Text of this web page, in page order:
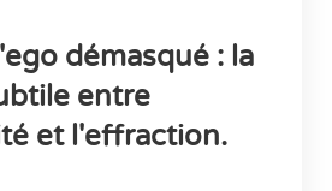
démasqué : la
entre
et l'effraction.